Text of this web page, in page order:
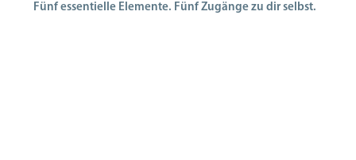
Fünf essentielle Elemente. Fünf Zugänge zu dir selbst.